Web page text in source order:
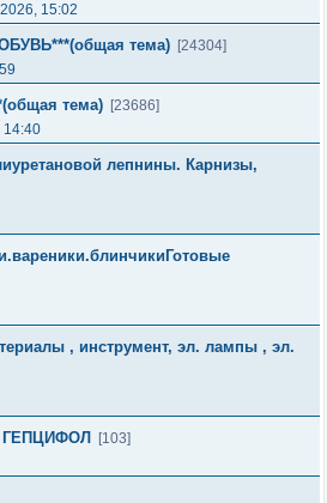
15:02
тема) [24304]
тема) [23686]
14:40
лепнины. Карнизы,
, инструмент, эл. лампы , эл.
ГЕПЦИФОЛ
[103]